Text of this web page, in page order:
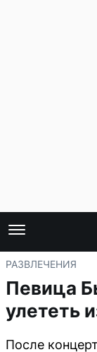
РАЗВЛЕЧЕНИЯ
Певица
улететь
После